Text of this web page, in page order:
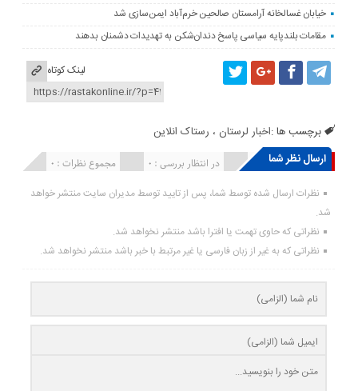
خیابان غسالخانه آرامستان صالحین خرم‌آباد ایمن‌سازی شد
مقامات بلندپایه سیاسی پاسخ دندان‌شکن به تهدیدات دشمنان بدهند
لینک کوتاه
برچسب ها :اخبار لرستان ، رستاک انلاین
ارسال نظر شما
مجموع نظرات : 0 در انتظار بررسی : 0 انتشار یافته : ۰
نظرات ارسال شده توسط شما، پس از تایید توسط مدیران سایت منتشر خواهد
شد.
نظراتی که حاوی تهمت یا افترا باشد منتشر نخواهد شد.
نظراتی که به غیر از زبان فارسی یا غیر مرتبط با خبر باشد منتشر نخواهد شد.